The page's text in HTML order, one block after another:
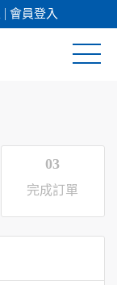
會員登入
03
完成訂單